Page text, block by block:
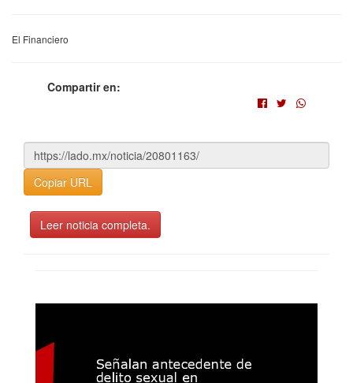
El Financiero
Compartir en:
Copiar URL
Leer noticia completa.